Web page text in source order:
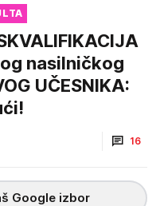
nasilničkog
UČESNIKA:
16
Google izbor